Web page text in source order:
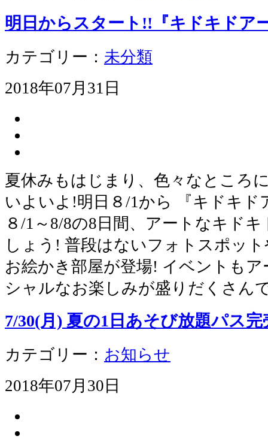
明日からスタート!!『キドキドア
カテゴリー： 未分類
2018年07月31日
夏休みもはじまり、色々なところ
いよいよ!明日８/1から 『キドキド
８/1～8/8の8日間、アートなキド
しょう! 普段はないフォトスポッ
お絵かき部屋が登場! イベントも
シャルなお楽しみが盛りだくさん
7/30(月) 夏の1日あそび放題パス
カテゴリー： お知らせ
2018年07月30日